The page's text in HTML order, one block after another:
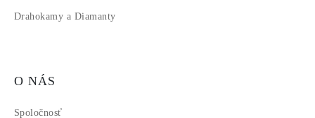
Drahokamy a Diamanty
O NÁS
Spoločnosť